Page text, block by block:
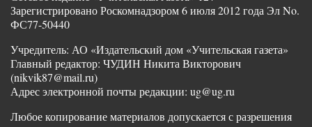
Зарегистрировано Роскомнадзором 6 июля 2012 года Эл No.
ФС77-50440
Учредитель: АО «Издательский дом «Учительская газета»
Главный редактор: ЧУДИН Никита Викторович
(nikvik87@mail.ru)
Адрес электронной почты редакции: ug@ug.ru
Любое копирование материалов допускается с разрешения